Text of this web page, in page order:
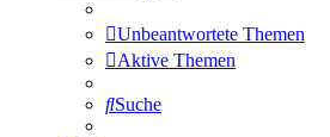
Unbeantwortete Themen
Aktive Themen
Suche